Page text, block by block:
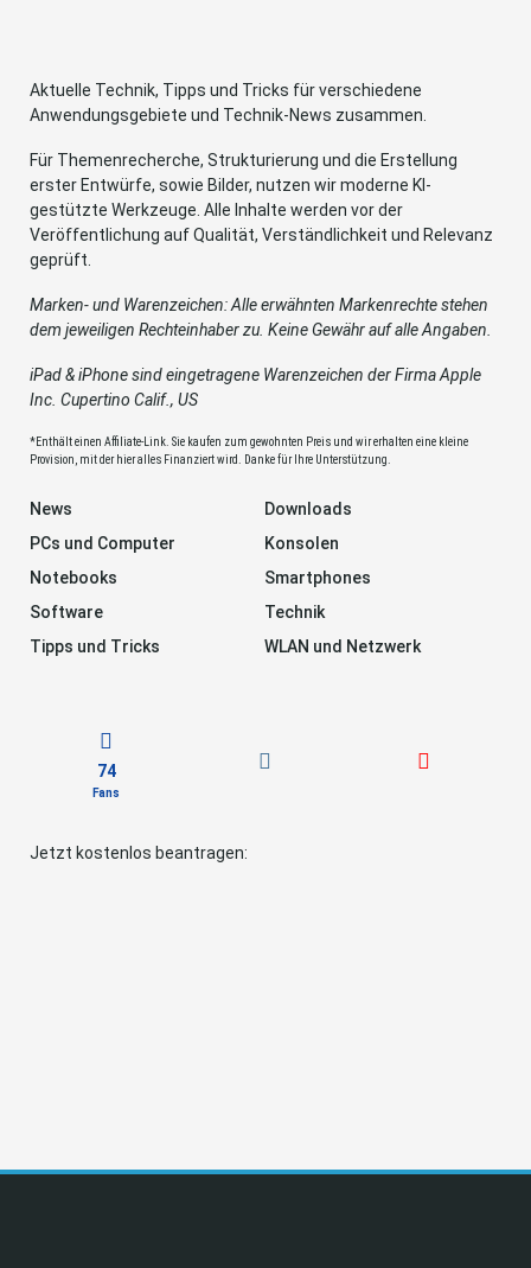
Aktuelle Technik, Tipps und Tricks für verschiedene
Anwendungsgebiete und Technik-News zusammen.
Für Themenrecherche, Strukturierung und die Erstellung
erster Entwürfe, sowie Bilder, nutzen wir moderne KI-
gestützte Werkzeuge. Alle Inhalte werden vor der
Veröffentlichung auf Qualität, Verständlichkeit und Relevanz
geprüft.
Marken- und Warenzeichen: Alle erwähnten Markenrechte stehen
dem jeweiligen Rechteinhaber zu. Keine Gewähr auf alle Angaben.
iPad & iPhone sind eingetragene Warenzeichen der Firma Apple
Inc. Cupertino Calif., US
*Enthält einen Affiliate-Link. Sie kaufen zum gewohnten Preis und wir erhalten eine kleine
Provision, mit der hier alles Finanziert wird. Danke für Ihre Unterstützung.
News
Downloads
PCs und Computer
Konsolen
Notebooks
Smartphones
Software
Technik
Tipps und Tricks
WLAN und Netzwerk
74
Fans
Jetzt kostenlos beantragen: